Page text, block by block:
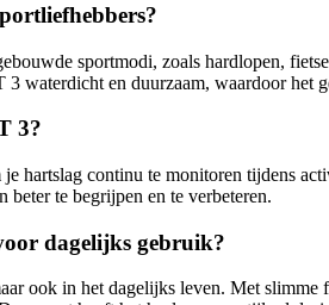
sportmodi, zoals hardlopen,
waterdicht en duurzaam, waardoor het
3?
hartslag continu te monitoren tijdens
beter te begrijpen en te verbeteren.
dagelijks gebruik?
ook in het dagelijks leven. Met